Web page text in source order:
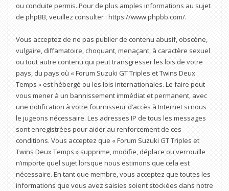
ou conduite permis. Pour de plus amples informations au sujet
de phpBB, veuillez consulter : https://www.phpbb.com/.
Vous acceptez de ne pas publier de contenu abusif, obscène,
vulgaire, diffamatoire, choquant, menaçant, à caractère sexuel
ou tout autre contenu qui peut transgresser les lois de votre
pays, du pays où « Forum Suzuki GT Triples et Twins Deux
Temps » est hébergé ou les lois internationales. Le faire peut
vous mener à un bannissement immédiat et permanent, avec
une notification à votre fournisseur d’accès à Internet si nous
le jugeons nécessaire. Les adresses IP de tous les messages
sont enregistrées pour aider au renforcement de ces
conditions. Vous acceptez que « Forum Suzuki GT Triples et
Twins Deux Temps » supprime, modifie, déplace ou verrouille
n’importe quel sujet lorsque nous estimons que cela est
nécessaire. En tant que membre, vous acceptez que toutes les
informations que vous avez saisies soient stockées dans notre